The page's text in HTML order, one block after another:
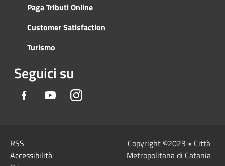
Paga Tributi Online
Customer Satisfaction
Turismo
Seguici su
Facebook YoutubeInstagram
RSS
Accessibilità
Copyright ©2023 • Città
Metropolitana di Catania